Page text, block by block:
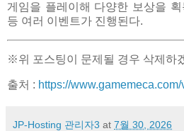
게임을 플레이해 다양한 보상을
등 여러 이벤트가 진행된다.
※위 포스팅이 문제될 경우 삭제하
출처 : https://
JP-Hosting 관리자3 at 7월 30, 2026